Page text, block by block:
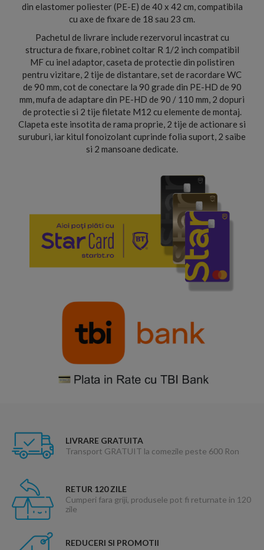
din elastomer poliester (PE-E) de 40 x 42 cm, compatibila
cu axe de fixare de 18 sau 23 cm.
Pachetul de livrare include rezervorul incastrat cu
structura de fixare, robinet coltar R 1/2 inch compatibil
MF cu inel adaptor, caseta de protectie din polistiren
pentru vizitare, 2 tije de distantare, set de racordare WC
de 90 mm, cot de conectare la 90 grade din PE-HD de 90
mm, mufa de adaptare din PE-HD de 90 / 110 mm, 2 dopuri
de protectie si 2 tije filetate M12 cu elemente de montaj.
Clapeta este insotita de rama proprie, 2 tije de actionare si
suruburi, iar kitul fonoizolant cuprinde folia suport, 2 saibe
si 2 mansoane dedicate.
LIVRARE GRATUITA
Transport GRATUIT la comezile peste 600 Ron
RETUR 120 ZILE
Cumperi fara griji, produsele pot fi returnate in 120
zile
REDUCERI SI PROMOTII